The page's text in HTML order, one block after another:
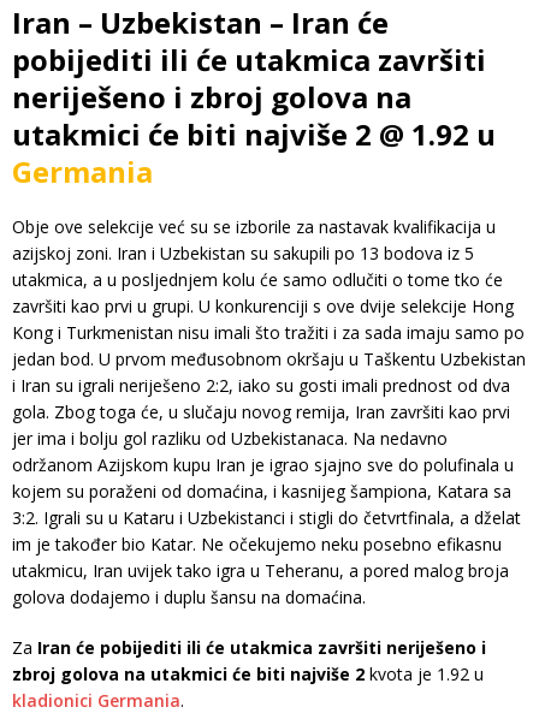
Iran – Uzbekistan – Iran će
pobijediti ili će utakmica završiti
neriješeno i zbroj golova na
utakmici će biti najviše 2 @ 1.92 u
Germania
Obje ove selekcije već su se izborile za nastavak kvalifikacija u
azijskoj zoni. Iran i Uzbekistan su sakupili po 13 bodova iz 5
utakmica, a u posljednjem kolu će samo odlučiti o tome tko će
završiti kao prvi u grupi. U konkurenciji s ove dvije selekcije Hong
Kong i Turkmenistan nisu imali što tražiti i za sada imaju samo po
jedan bod. U prvom međusobnom okršaju u Taškentu Uzbekistan
i Iran su igrali neriješeno 2:2, iako su gosti imali prednost od dva
gola. Zbog toga će, u slučaju novog remija, Iran završiti kao prvi
jer ima i bolju gol razliku od Uzbekistanaca. Na nedavno
održanom Azijskom kupu Iran je igrao sjajno sve do polufinala u
kojem su poraženi od domaćina, i kasnijeg šampiona, Katara sa
3:2. Igrali su u Kataru i Uzbekistanci i stigli do četvrtfinala, a dželat
im je također bio Katar. Ne očekujemo neku posebno efikasnu
utakmicu, Iran uvijek tako igra u Teheranu, a pored malog broja
golova dodajemo i duplu šansu na domaćina.
Za Iran će pobijediti ili će utakmica završiti neriješeno i
zbroj golova na utakmici će biti najviše 2 kvota je 1.92 u
kladionici Germania.